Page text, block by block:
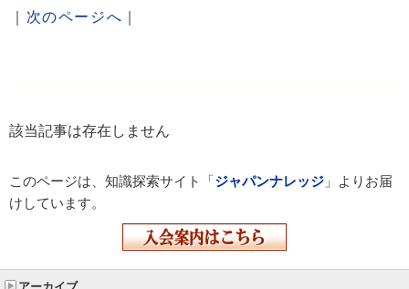
次のページへ
該当記事は存在しません
このページは、知識探索サイト「ジャパンナレッジ 」よりお届
けしています。